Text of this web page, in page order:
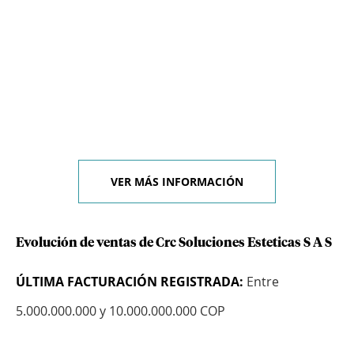
VER MÁS INFORMACIÓN
Evolución de ventas de Crc Soluciones Esteticas S A S
ÚLTIMA FACTURACIÓN REGISTRADA: Entre
5.000.000.000 y 10.000.000.000 COP